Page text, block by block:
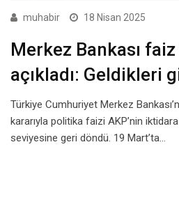
muhabir 18 Nisan 2025
Merkez Bankası faiz
açıkladı: Geldikleri
Türkiye Cumhuriyet Merkez
kararıyla politika faizi AKP’nin
seviyesine geri döndü. 19 Mart’ta…